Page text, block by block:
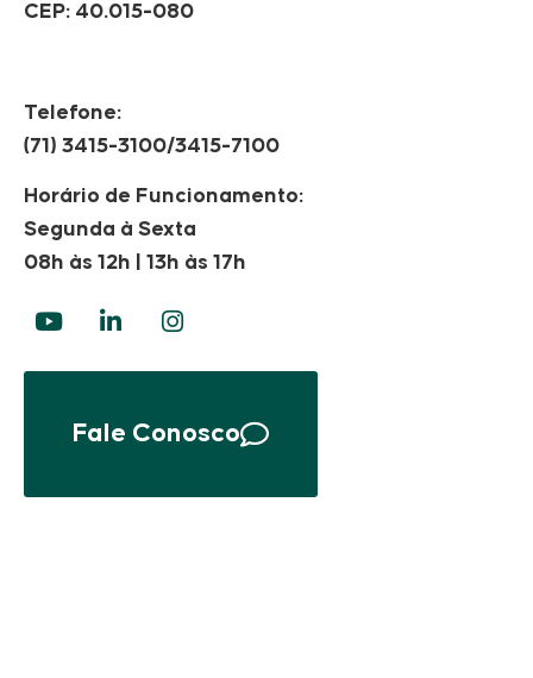
CEP: 40.015-080
Telefone:
(71) 3415-3100/3415-7100
Horário de Funcionamento:
Segunda à Sexta
08h às 12h | 13h às 17h
Fale Conosco